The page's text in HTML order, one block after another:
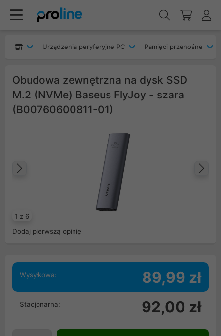
Urządzenia peryferyjne PC Pamięci przenośne
Obudowa zewnętrzna na dysk SSD
M.2 (NVMe) Baseus FlyJoy - szara
(B00760600811-01)
1 z 6
Dodaj pierwszą opinię
Wysyłkowa: 89,99 zł
Stacjonarna: 92,00 zł